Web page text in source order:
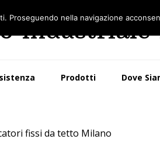
industriale
Prodotti Dove
fissi da tetto Milano
nella navigazione